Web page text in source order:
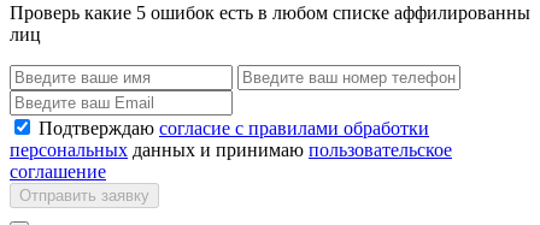
Проверь какие 5 ошибок есть в любом списке аффилированны
лиц
Подтверждаю согласие с правилами обработки
персональных данных и принимаю пользовательское
соглашение
Отправить заявку